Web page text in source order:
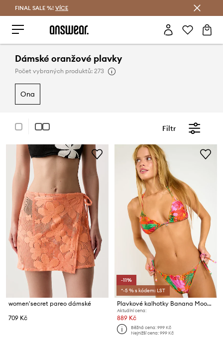
FINAL SALE %! VÍCE
Dámské oranžové plavky
Počet vybraných produktů: 273
ona
Filtr
women'secret pareo dámské
709 Kč
-11%
*-5 % s kódem: LST
Plavkové kalhotky Banana Moon Alamea
Aktuální cena:
889 Kč
Běžná cena:999 Kč
Nejnižší cena:999 Kč